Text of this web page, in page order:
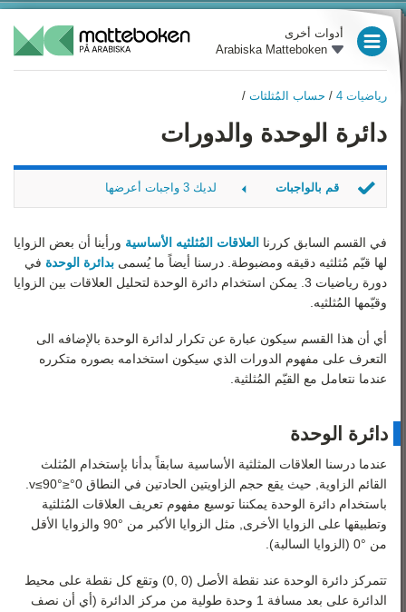
أدوات أخرى
Arabiska Matteboken
رياضيات 4 / حساب المُثلثات /
دائرة الوحدة والدورات
قم بالواجبات لديك 3 واجبات أعرضها
هل هنالك تساوي؟
بسّط
في القسم السابق كررنا العلاقات المُثلثيه الأساسية ورأينا أن بعض الزوايا
لها قيّم مُثلثيه دقيقه ومضبوطة. درسنا أيضاً ما يُسمى بدائرة الوحدة في
دورة رياضيات 3. يمكن استخدام دائرة الوحدة لتحليل العلاقات بين الزوايا
وقيّمها المُثلثيه.
أي أن هذا القسم سيكون عبارة عن تكرار لدائرة الوحدة بالإضافه الى
التعرف على مفهوم الدورات الذي سيكون استخدامه بصوره متكرره
عندما نتعامل مع القيّم المُثلثية.
دائرة الوحدة
عندما درسنا العلاقات المثلثية الأساسية سابقاً بدأنا بإستخدام المُثلث
القائم الزاوية, حيث يقع حجم الزاويتين الحادتين في النطاق 0
°
≤
v≤90°
.
باستخدام دائرة الوحدة يمكننا توسيع مفهوم تعريف العلاقات المُثلثية
وتطبيقها على الزوايا الأخرى, مثل الزوايا الأكبر من °90 والزوايا الأقل
من °0 (الزوايا السالبة).
تتمركز دائرة الوحدة عند نقطة الأصل (0 ,0) وتقع كل نقطة على محيط
الدائرة على بعد مسافة 1 وحدة طولية من مركز الدائرة (أي أن نصف
العام الدراسي 4
العام الدراسي 5
العام الدراسي 6
العام الدراسي 8
العام الدراسي 9
رياضيات 1
رياضيات 2
رياضيات 4
رياضيات 4
نظرة عامة
طُرق الإثبات
حساب المُثلثات
المشتقات والمعادلات
التفاضلية
الروسم البيانية وخطوط
التقارب
التكاملات
الأعداد المُركبة
رياضيات 5